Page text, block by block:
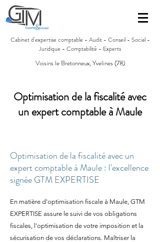
Cabinet d'expertise comptable - Audit - Conseil - Social -
Juridique - Comptabilité - Experts
Voisins le Bretonneux, Yvelines (78)
Optimisation de la fiscalité avec
un expert comptable à Maule
Optimisation de la fiscalité avec un
expert comptable à Maule : l'excellence
signée GTM EXPERTISE
En matière d'optimisation fiscale à Maule, GTM
EXPERTISE assure le suivi de vos obligations
fiscales, l'optimisation de votre imposition et la
sécurisation de vos déclarations. Maîtriser la